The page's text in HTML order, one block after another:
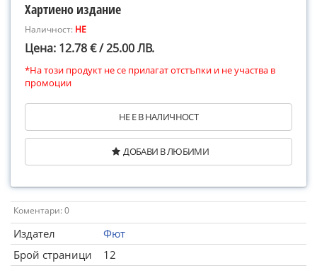
Хартиено издание
Наличност: НЕ
Цена: 12.78 € / 25.00 ЛВ.
*На този продукт не се прилагат отстъпки и не участва в
промоции
НЕ Е В НАЛИЧНОСТ
ДОБАВИ В ЛЮБИМИ
Коментари: 0
Издател
Фют
Брой страници
12